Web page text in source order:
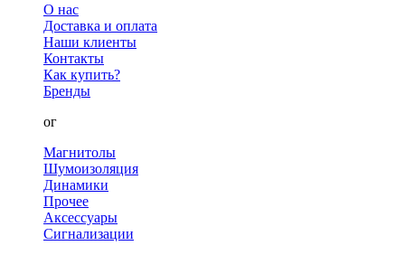
О нас
Доставка и оплата
Наши клиенты
Контакты
Как купить?
Бренды
Каталог
Магнитолы
Шумоизоляция
Динамики
Прочее
Аксессуары
Сигнализации